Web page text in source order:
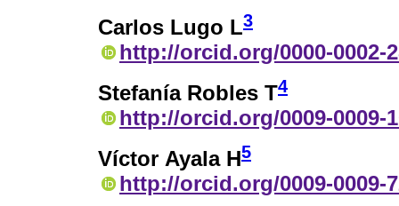
Carlos Lugo L3
http://orcid.org/0000-0002-
Stefanía Robles T4
http://orcid.org/0009-0009-
Víctor Ayala H5
http://orcid.org/0009-0009-